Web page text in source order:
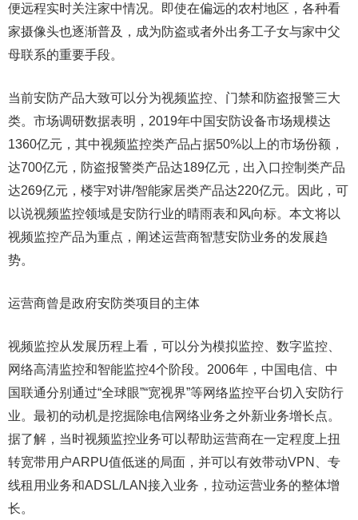
便远程实时关注家中情况。即使在偏远的农村地区，各种看
家摄像头也逐渐普及，成为防盗或者外出务工子女与家中父
母联系的重要手段。
当前安防产品大致可以分为视频监控、门禁和防盗报警三大
类。市场调研数据表明，2019年中国安防设备市场规模达
1360亿元，其中视频监控类产品占据50%以上的市场份额，
达700亿元，防盗报警类产品达189亿元，出入口控制类产品
达269亿元，楼宇对讲/智能家居类产品达220亿元。因此，可
以说视频监控领域是安防行业的晴雨表和风向标。本文将以
视频监控产品为重点，阐述运营商智慧安防业务的发展趋
势。
运营商曾是政府安防类项目的主体
视频监控从发展历程上看，可以分为模拟监控、数字监控、
网络高清监控和智能监控4个阶段。2006年，中国电信、中
国联通分别通过“全球眼”“宽视界”等网络监控平台切入安防行
业。最初的动机是挖掘除电信网络业务之外新业务增长点。
据了解，当时视频监控业务可以帮助运营商在一定程度上扭
转宽带用户ARPU值低迷的局面，并可以有效带动VPN、专
线租用业务和ADSL/LAN接入业务，拉动运营业务的整体增
长。